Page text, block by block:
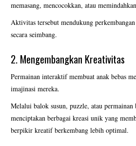
memasang, mencocokkan, atau
Aktivitas tersebut mendukung
secara seimbang.
2. Mengembangkan Kreativitas
Permainan interaktif membuat anak bebas
imajinasi mereka.
Melalui balok susun, puzzle, atau permainan
menciptakan berbagai kreasi unik yang
berpikir kreatif berkembang lebih optimal.